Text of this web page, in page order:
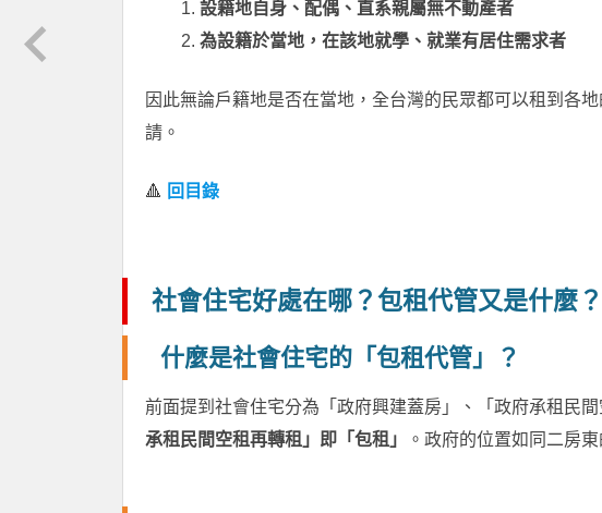
設籍地自身、配偶、直系親屬無不動產者
為設籍於當地，在該地就學、就業有居住需求者
因此無論戶籍地是否在當地，全台灣的民眾都可以租到各
請。
🔺 回目錄
社會住宅好處在哪？包租代管又是什麼？
什麼是社會住宅的「包租代管」？
前面提到社會住宅分為「政府興建蓋房」、「政府承租民
承租民間空租再轉租」即「包租」
。政府的位置如同二房